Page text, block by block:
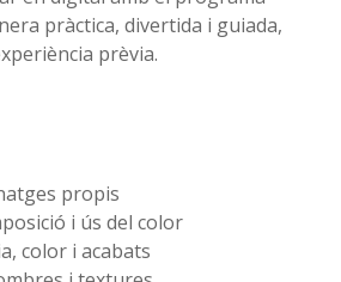
pràctica, divertida i guiada,
prèvia.
propis
i ús del color
color i acabats